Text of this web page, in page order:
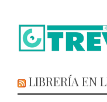
LIBRERÍA EN